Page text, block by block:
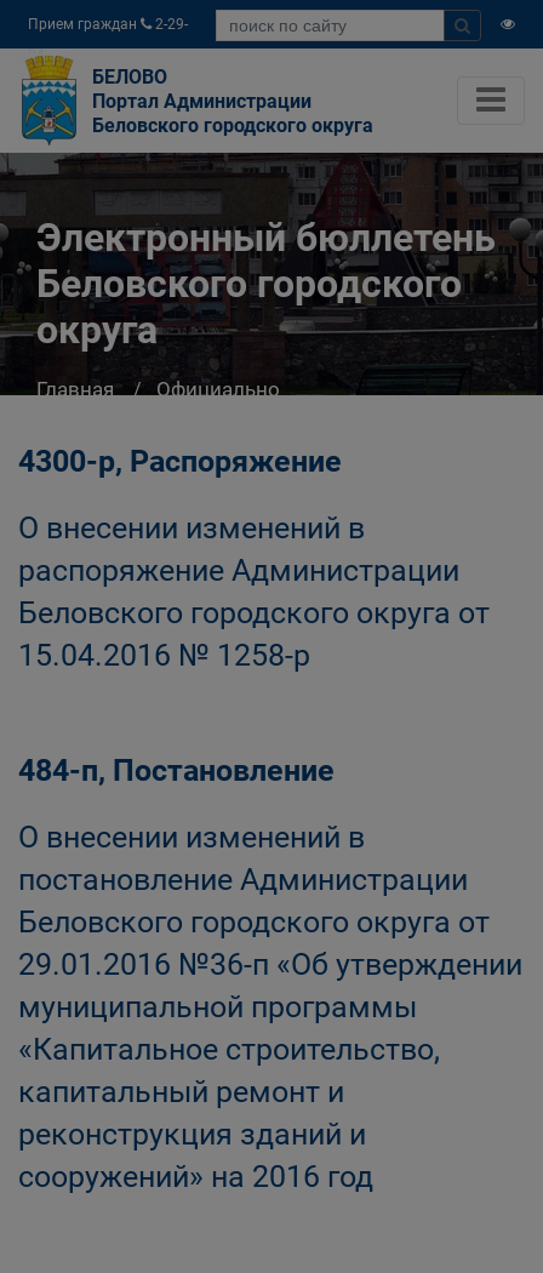
Прием граждан
2-29-
04
БЕЛОВО
Портал Администрации
Беловского городского округа
Электронный бюллетень
Беловского городского
округа
Главная
Официально
городского округа
4300-р, Распоряжение
О внесении изменений в
распоряжение Администрации
Беловского городского округа от
15.04.2016 № 1258-р
484-п, Постановление
О внесении изменений в
постановление Администрации
Беловского городского округа от
29.01.2016 №36-п «Об утверждении
муниципальной программы
«Капитальное строительство,
капитальный ремонт и
реконструкция зданий и
сооружений» на 2016 год